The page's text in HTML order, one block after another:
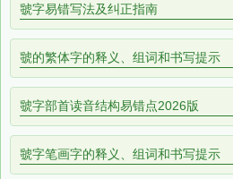
虢字易错写法及纠正指南
虢的繁体字的释义、组词和书写提示
虢字部首读音结构易错点2026版
虢字笔画字的释义、组词和书写提示